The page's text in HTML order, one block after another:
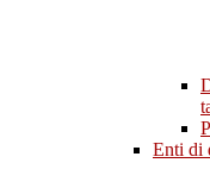
Enti di